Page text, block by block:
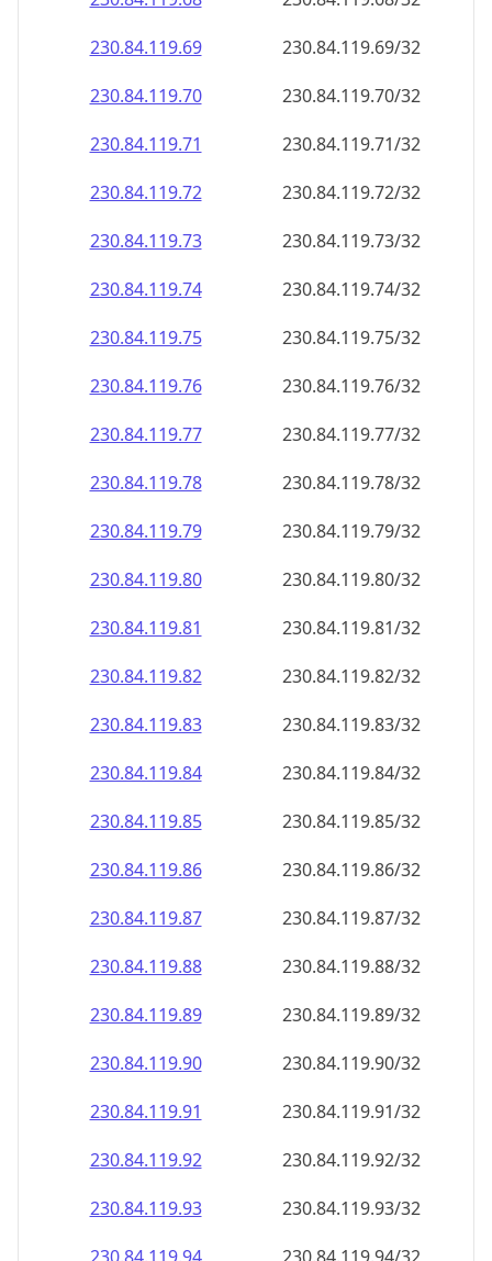
230.84.119.69
230.84.119.69/32
230.84.119.70
230.84.119.70/32
230.84.119.71
230.84.119.71/32
230.84.119.72
230.84.119.72/32
230.84.119.73
230.84.119.73/32
230.84.119.74
230.84.119.74/32
230.84.119.75
230.84.119.75/32
230.84.119.76
230.84.119.76/32
230.84.119.77
230.84.119.77/32
230.84.119.78
230.84.119.78/32
230.84.119.79
230.84.119.79/32
230.84.119.80
230.84.119.80/32
230.84.119.81
230.84.119.81/32
230.84.119.82
230.84.119.82/32
230.84.119.83
230.84.119.83/32
230.84.119.84
230.84.119.84/32
230.84.119.85
230.84.119.85/32
230.84.119.86
230.84.119.86/32
230.84.119.87
230.84.119.87/32
230.84.119.88
230.84.119.88/32
230.84.119.89
230.84.119.89/32
230.84.119.90
230.84.119.90/32
230.84.119.91
230.84.119.91/32
230.84.119.92
230.84.119.92/32
230.84.119.93
230.84.119.93/32
230.84.119.94
230.84.119.94/32